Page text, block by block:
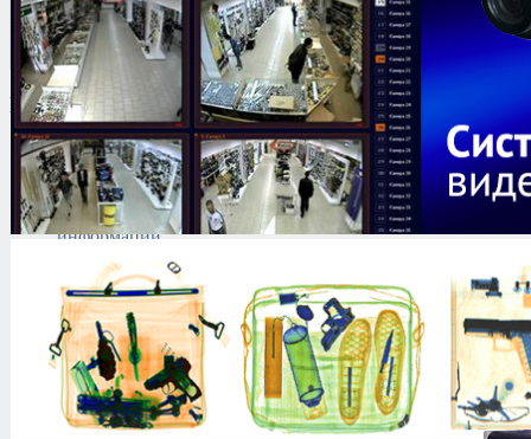
Каталог
Антитеррористическое
оборудование
Поиск и выявление
каналов утечки
информации
Технические средства
защиты информации
Тепловизоры
Криминалистическая
техника
Поисково-досмотровое
оборудование
Средства
документирования и